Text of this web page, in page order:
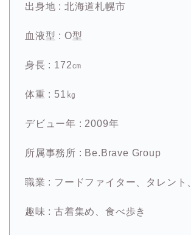
出身地 : 北海道札幌市
血液型 : O型
身長 : 172㎝
体重 : 51㎏
デビュー年 : 2009年
所属事務所 : Be.Brave Group
職業 : フードファイター、タレント
趣味 : 古着集め、食べ歩き